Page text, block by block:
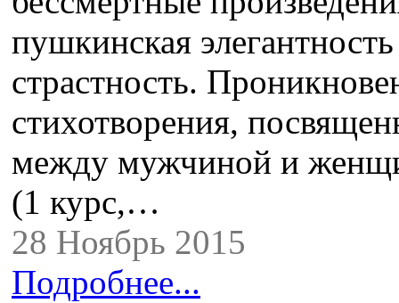
пушкинская
страстность.
стихотворения,
между мужчиной и
(1 курс,…
28 Ноябрь 2015
Подробнее...